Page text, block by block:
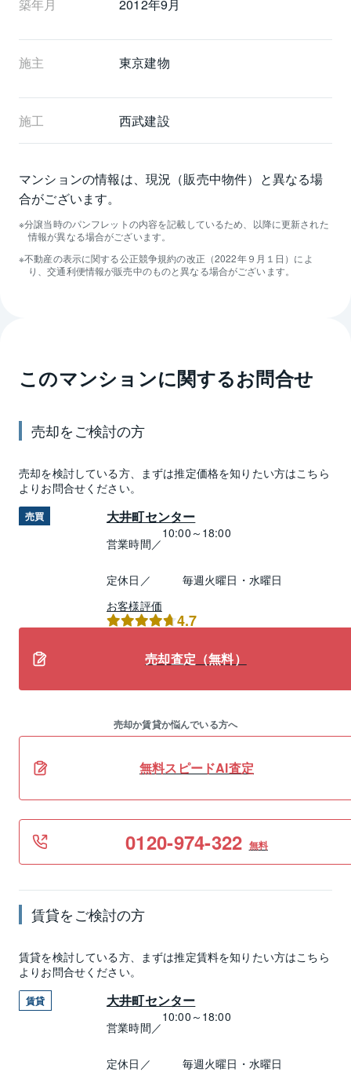
築年月 2012年9月
施主 東京建物
施工 西武建設
マンションの情報は、現況（販売中物件）と異なる場
合がございます。
分譲当時のパンフレットの内容を記載しているため、以降に更新された
情報が異なる場合がございます。
不動産の表示に関する公正競争規約の改正（2022年９月１日）によ
り、交通利便情報が販売中のものと異なる場合がございます。
このマンションに関するお問合せ
売却をご検討の方
売却を検討している方、まずは推定価格を知りたい方はこちら
よりお問合せください。
売買 大井町センター
営業時間／
10:00～18:00
定休日／
毎週火曜日・水曜日
お客様評価
4.7
売却査定（無料）
売却か賃貸か悩んでいる方へ
無料スピードAI査定
0120-974-322 無料
賃貸をご検討の方
賃貸を検討している方、まずは推定賃料を知りたい方はこちら
よりお問合せください。
賃貸 大井町センター
営業時間／
10:00～18:00
定休日／ 毎週火曜日・水曜日